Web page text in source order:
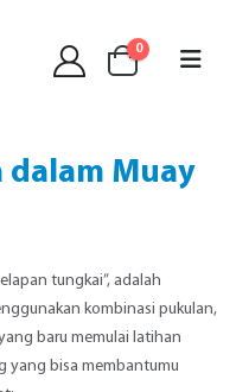
0
dalam Muay
tungkai”, adalah
kombinasi pukulan,
baru memulai latihan
yang bisa membantumu